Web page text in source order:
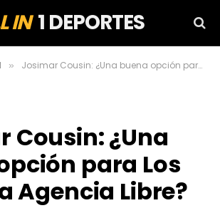
IN1 DEPORTES
» Josimar Cousin: ¿Una buena opción para Los A’s en la Agencia Libre?
Cousin: ¿Una
para Los
Agencia Libre?